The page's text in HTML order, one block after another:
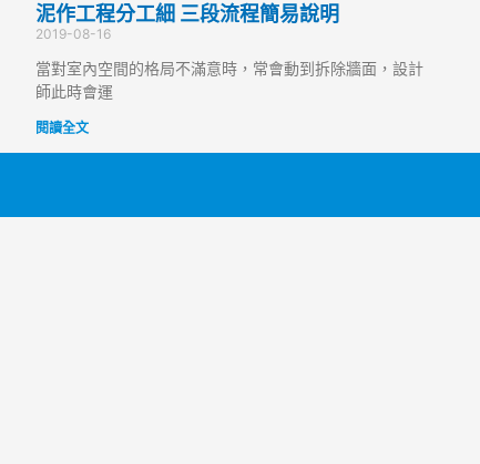
泥作工程分工細 三段流程簡易說明
2019-08-16
當對室內空間的格局不滿意時，常會動到拆除牆面，設計
師此時會運
閱讀全文